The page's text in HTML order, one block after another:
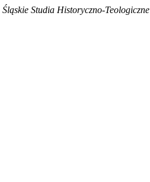
Śląskie Studia Historyczno-Teologiczne